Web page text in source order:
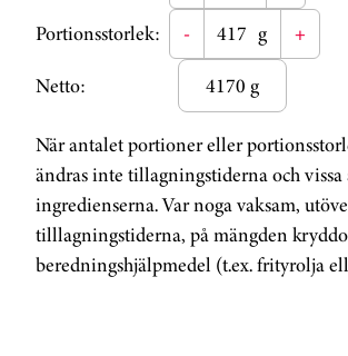
Portionsstorlek:
- g
+
Netto:
4170 g
När antalet portioner eller
ändras inte tillagningstiderna och vissa
ingredienserna. Var noga vaksam,
tilllagningstiderna, på mängden
beredningshjälpmedel (t.ex. frityrolja